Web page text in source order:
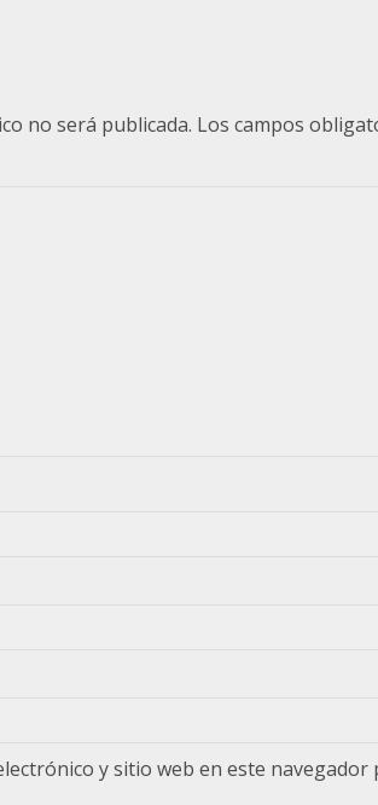
no será publicada. Los campos
y sitio web en este navegador